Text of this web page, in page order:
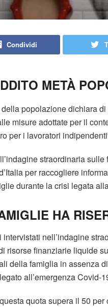
Condividi
METÀ
della popolazione dichiara
misure adottate per il
per i lavoratori
straordinaria
per raccogliere
durante la crisi legata
HA
intervistati nell’indagine
risorse finanziarie liquide
della famiglia in assenza
all’emergenza Covid-
quota supera il 50